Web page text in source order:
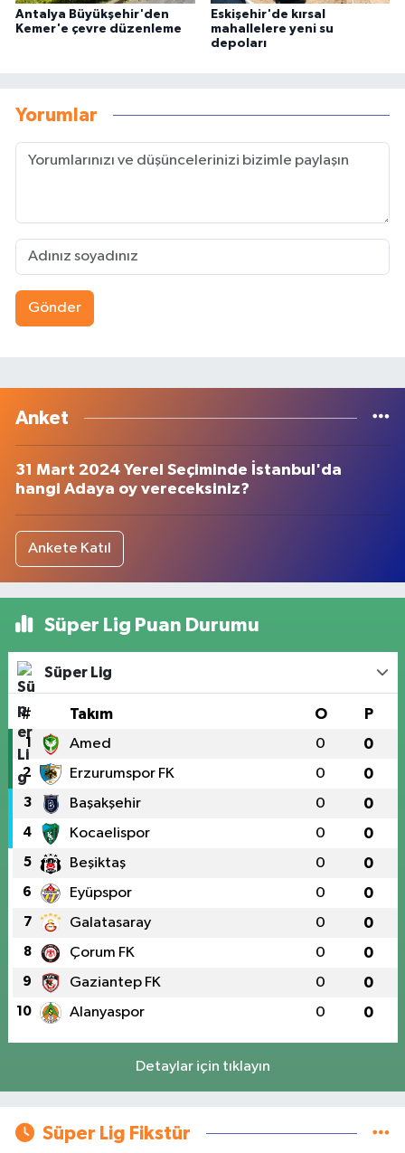
Antalya Büyükşehir'den
Kemer'e çevre düzenleme
Eskişehir'de kırsal
mahallelere yeni su
depoları
Yorumlar
Gönder
Anket
31 Mart 2024 Yerel Seçiminde İstanbul'da
hangi Adaya oy vereceksiniz?
Ankete Katıl
Süper Lig Puan Durumu
Süper Lig
# Takım O P
1 Amed 0 0
2 Erzurumspor FK 0 0
3 Başakşehir 0 0
4 Kocaelispor 0 0
5 Beşiktaş 0 0
6 Eyüpspor 0 0
7 Galatasaray 0 0
8 Çorum FK 0 0
9 Gaziantep FK 0 0
10 Alanyaspor 0 0
Detaylar için tıklayın
Süper Lig Fikstür